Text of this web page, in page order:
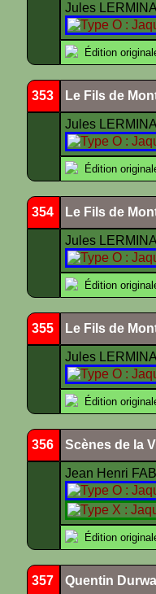
Jules LERMINA
Édition
353 Le Fils de
Jules LERMINA
Édition
354 Le Fils de
Jules LERMINA
Édition
355 Le Fils de
Jules LERMINA
Édition
356 Scènes de la
Jean Henri
Édition
357 Quentin